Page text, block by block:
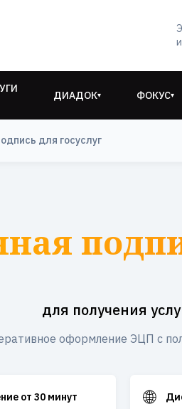
ДИАДОК▾ ФОКУС▾
для госуслуг
для получения
оформление ЭЦП с
от 30 минут 🌐